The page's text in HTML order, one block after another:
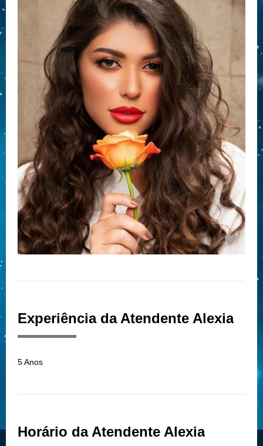
Experiência da Atendente Alexia
5 Anos
Horário da Atendente Alexia